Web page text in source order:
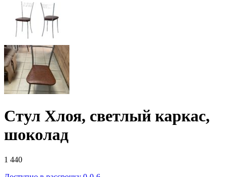
Стул Хлоя, светлый каркас,
шоколад
1 440